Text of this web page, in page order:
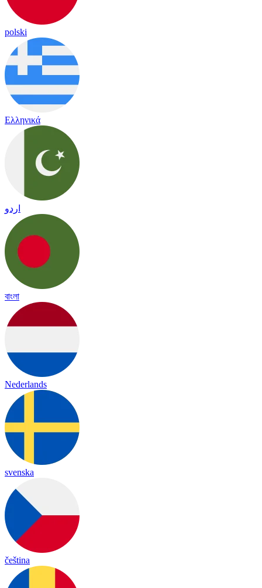
polski
Ελληνικά
اردو
বাংলা
Nederlands
svenska
čeština